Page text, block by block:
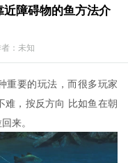
障碍物的鱼方法介
：未知
重要的玩法，而很多玩家
难，按反方向 比如鱼在朝
来。